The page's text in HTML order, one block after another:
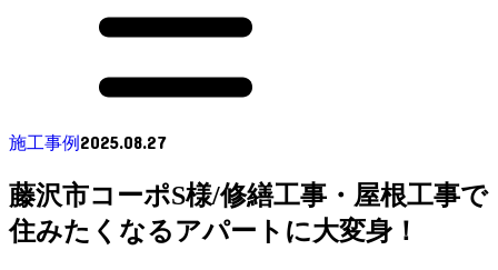
施工事例 2025.08.27
藤沢市コーポS様/修繕工事・屋根工事で
住みたくなるアパートに大変身！